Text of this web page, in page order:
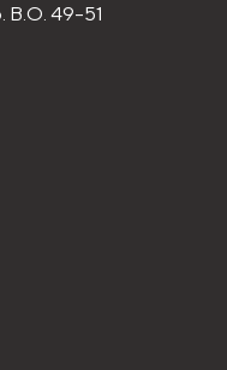
В.О. 49-51